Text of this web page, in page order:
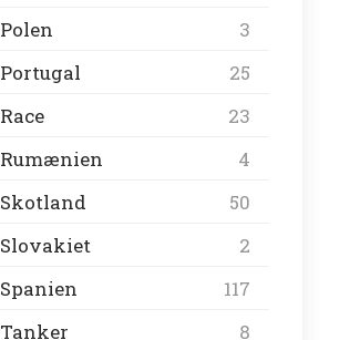
Polen
3
Portugal
25
Race
23
Rumænien
4
Skotland
50
Slovakiet
2
Spanien
117
Tanker
8